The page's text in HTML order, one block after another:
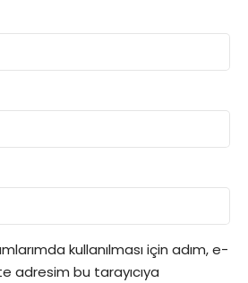
kullanılması için adım, e-
adresim bu tarayıcıya